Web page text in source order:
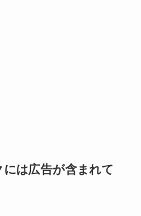
は広告が含まれて